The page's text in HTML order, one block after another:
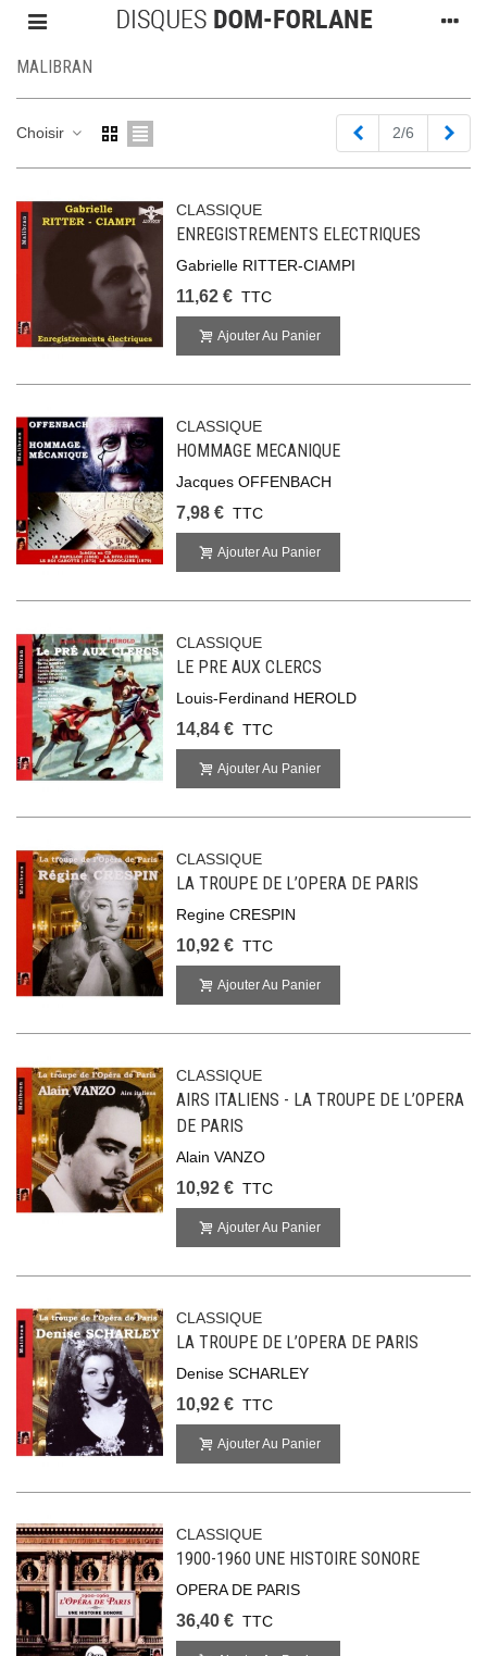
MALIBRAN
Choisir Précédent
2/6
CLASSIQUE
ENREGISTREMENTS ELECTRIQUES
Gabrielle RITTER-CIAMPI
11,62 € TTC
Ajouter Au Panier
CLASSIQUE
HOMMAGE MECANIQUE
Jacques OFFENBACH
7,98 € TTC
Ajouter Au Panier
CLASSIQUE
LE PRE AUX CLERCS
Louis-Ferdinand HEROLD
14,84 € TTC
Ajouter Au Panier
CLASSIQUE
LA TROUPE DE L’OPERA DE PARIS
Regine CRESPIN
10,92 € TTC
Ajouter Au Panier
CLASSIQUE
AIRS ITALIENS - LA TROUPE DE L’OPERA
DE PARIS
Alain VANZO
10,92 € TTC
Ajouter Au Panier
CLASSIQUE
LA TROUPE DE L’OPERA DE PARIS
Denise SCHARLEY
10,92 € TTC
Ajouter Au Panier
CLASSIQUE
1900-1960 UNE HISTOIRE SONORE
OPERA DE PARIS
36,40 € TTC